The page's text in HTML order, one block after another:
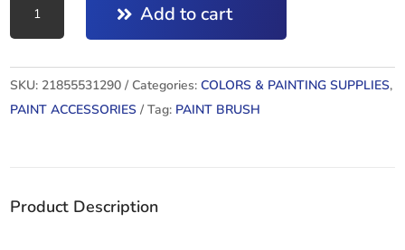
Brush
quantity
Add to cart
SKU: 21855531290 Categories:COLORS & PAINTING SUPPLIES,
PAINT ACCESSORIES
Tag: PAINT BRUSH
Product Description